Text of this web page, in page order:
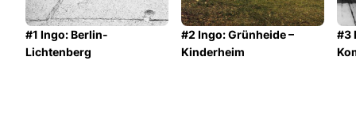
#1 Ingo: Berlin-
Lichtenberg
#2 Ingo: Grünheide –
Kinderheim
#3